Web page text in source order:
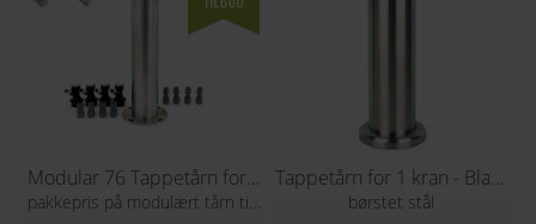
Modular 76 Tappetårn for 4 kraner Tappetårn for 1 kran - Blank
børstet stål